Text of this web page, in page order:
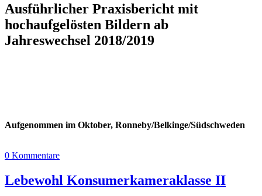
Ausführlicher Praxisbericht mit
hochaufgelösten Bildern ab
Jahreswechsel 2018/2019
Aufgenommen im Oktober, Ronneby/Belkinge/Südschweden
0 Kommentare
Lebewohl Konsumerkameraklasse II